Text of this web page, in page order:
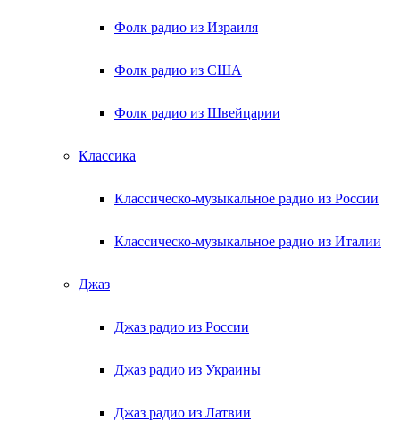
Фолк радио из Израиля
Фолк радио из США
Фолк радио из Швейцарии
Классика
Классическо-музыкальное радио из России
Классическо-музыкальное радио из Италии
Джаз
Джаз радио из России
Джаз радио из Украины
Джаз радио из Латвии